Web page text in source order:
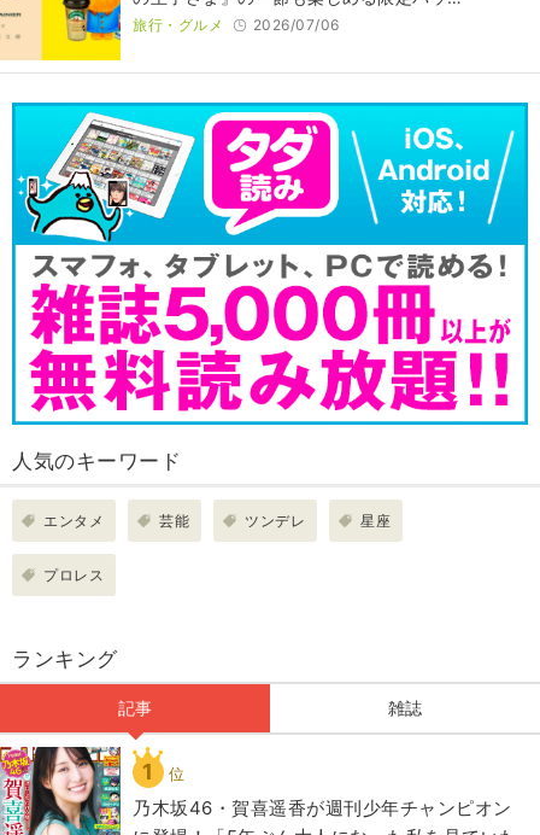
旅行・グルメ 2026/07/06
人気のキーワード
エンタメ 芸能 ツンデレ 星座
プロレス
ランキング
記事 雑誌
1 位
乃木坂46・賀喜遥香が週刊少年チャンピオン